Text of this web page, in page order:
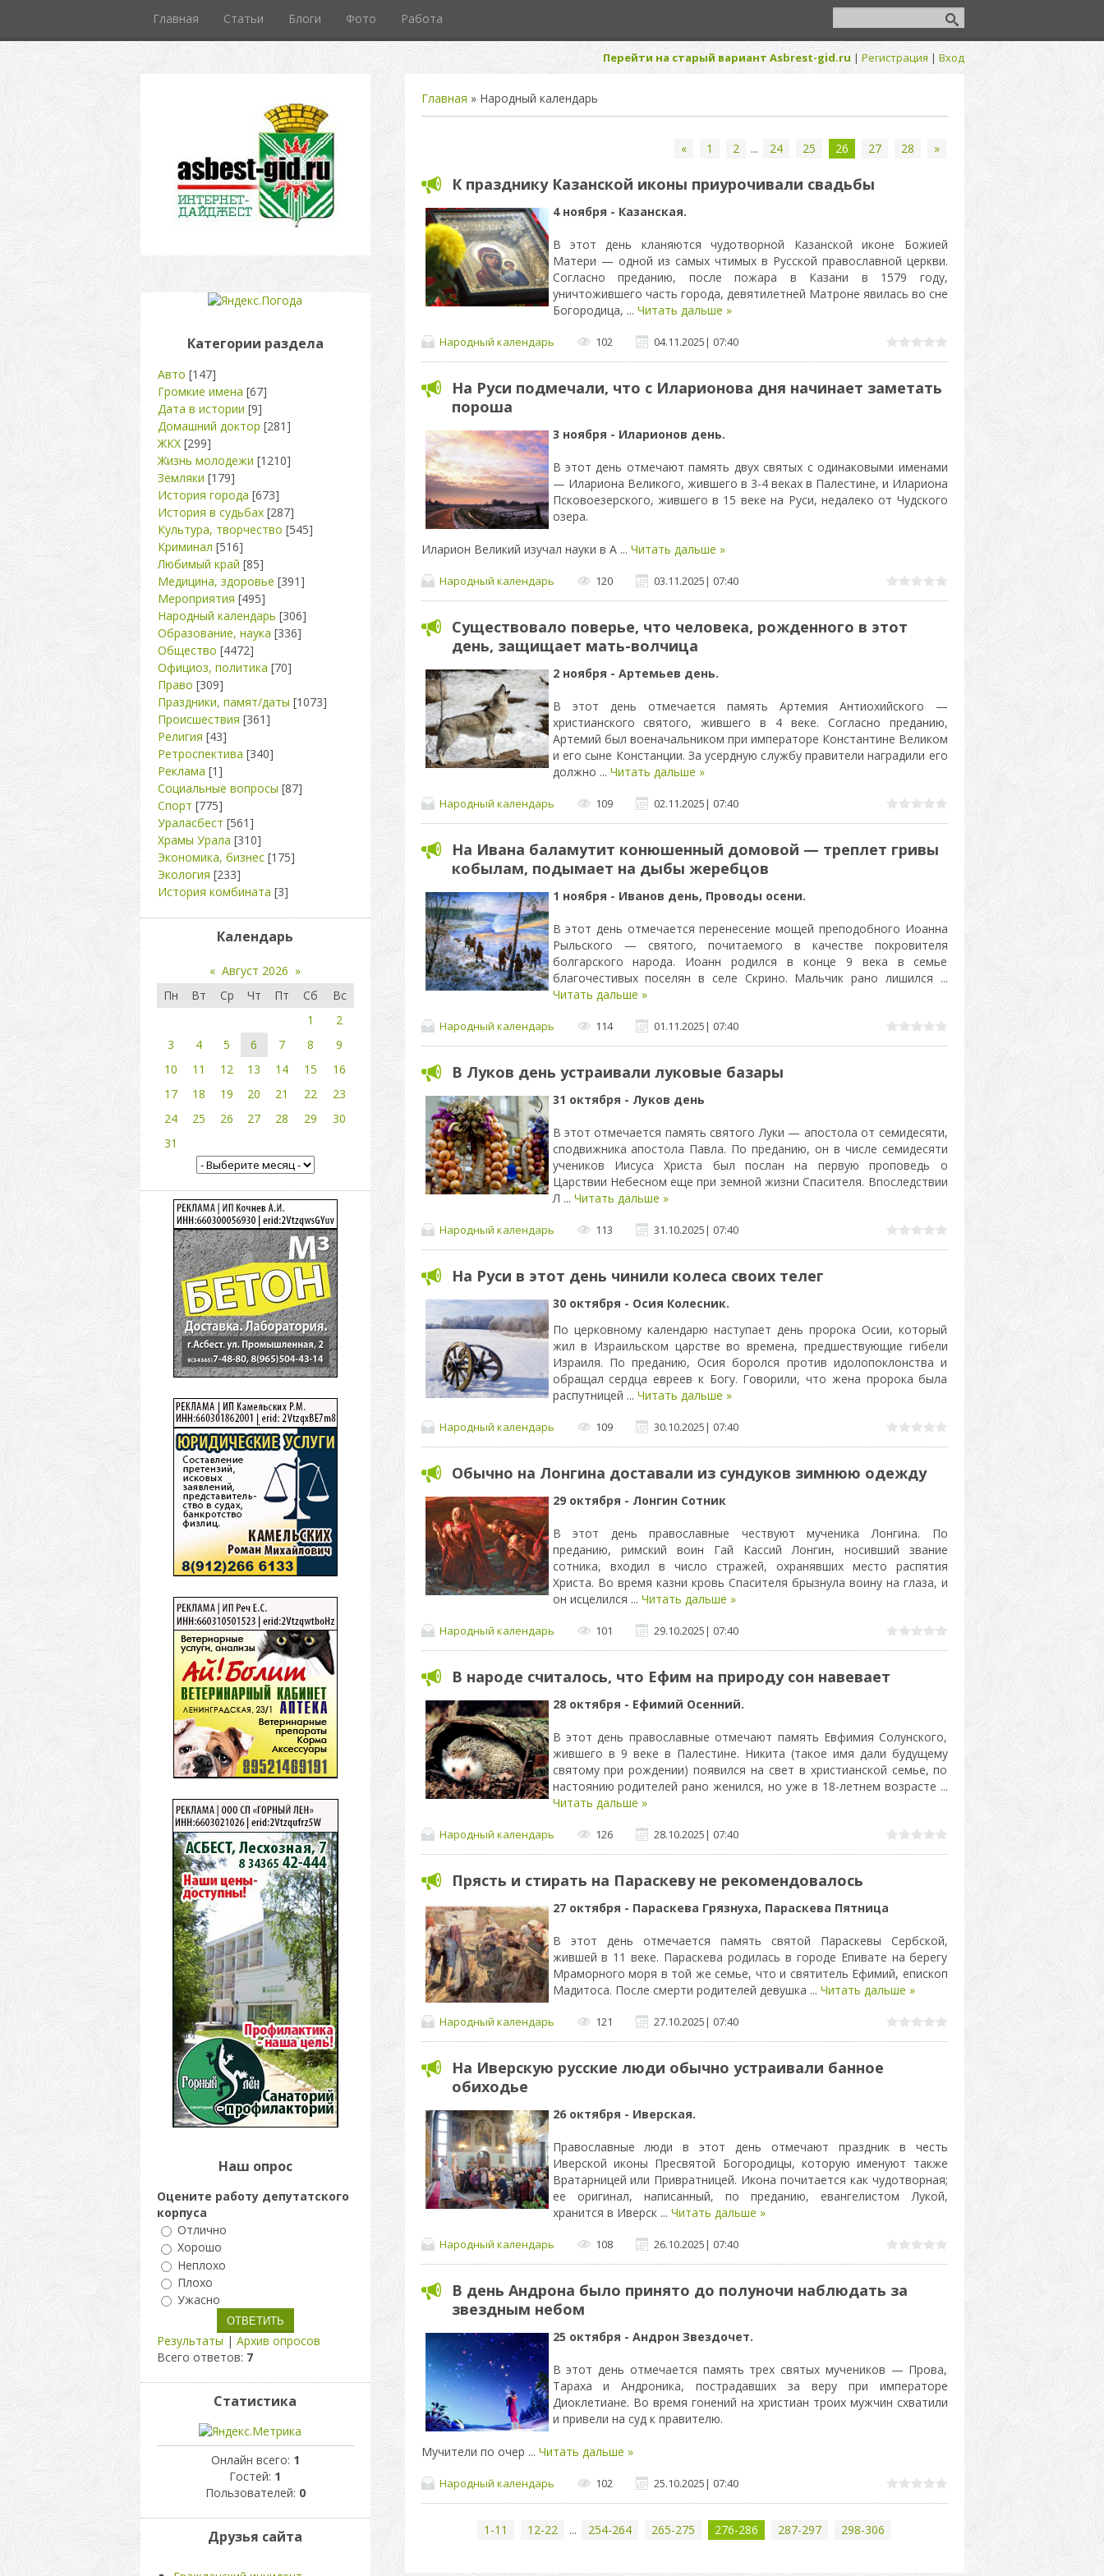
Главная Статьи Блоги Фото Работа
Перейти на старый вариант Asbrest-gid.ru | Регистрация | Вход
Главная » Народный календарь
« 1 2 ... 24 25 26 27 28 »
К празднику Казанской иконы приурочивали свадьбы
4 ноября - Казанская.
В этот день кланяются чудотворной Казанской иконе Божией
Матери — одной из самых чтимых в Русской православной церкви.
Согласно преданию, после пожара в Казани в 1579 году,
уничтожившего часть города, девятилетней Матроне явилась во сне
Богородица, ... Читать дальше »
Народный календарь 102 04.11.2025| 07:40
На Руси подмечали, что с Иларионова дня начинает заметать
пороша
3 ноября - Иларионов день.
В этот день отмечают память двух святых с одинаковыми именами
— Илариона Великого, жившего в 3-4 веках в Палестине, и Илариона
Псковоезерского, жившего в 15 веке на Руси, недалеко от Чудского
озера.
Иларион Великий изучал науки в А ... Читать дальше »
Народный календарь 120 03.11.2025| 07:40
Существовало поверье, что человека, рожденного в этот
день, защищает мать-волчица
2 ноября - Артемьев день.
В этот день отмечается память Артемия Антиохийского —
христианского святого, жившего в 4 веке. Согласно преданию,
Артемий был военачальником при императоре Константине Великом
и его сыне Констанции. За усердную службу правители наградили его
должно ... Читать дальше »
Народный календарь 109 02.11.2025| 07:40
На Ивана баламутит конюшенный домовой — треплет гривы
кобылам, подымает на дыбы жеребцов
1 ноября - Иванов день, Проводы осени.
В этот день отмечается перенесение мощей преподобного Иоанна
Рыльского — святого, почитаемого в качестве покровителя
болгарского народа. Иоанн родился в конце 9 века в семье
благочестивых поселян в селе Скрино. Мальчик рано лишился ...
Читать дальше »
Народный календарь 114 01.11.2025| 07:40
В Луков день устраивали луковые базары
31 октября - Луков день
В этот отмечается память святого Луки — апостола от семидесяти,
сподвижника апостола Павла. По преданию, он в числе семидесяти
учеников Иисуса Христа был послан на первую проповедь о
Царствии Небесном еще при земной жизни Спасителя. Впоследствии
Л ... Читать дальше »
Народный календарь 113 31.10.2025| 07:40
На Руси в этот день чинили колеса своих телег
30 октября - Осия Колесник.
По церковному календарю наступает день пророка Осии, который
жил в Израильском царстве во времена, предшествующие гибели
Израиля. По преданию, Осия боролся против идолопоклонства и
обращал сердца евреев к Богу. Говорили, что жена пророка была
распутницей ... Читать дальше »
Народный календарь 109 30.10.2025| 07:40
Обычно на Лонгина доставали из сундуков зимнюю одежду
29 октября - Лонгин Сотник
В этот день православные чествуют мученика Лонгина. По
преданию, римский воин Гай Кассий Лонгин, носивший звание
сотника, входил в число стражей, охранявших место распятия
Христа. Во время казни кровь Спасителя брызнула воину на глаза, и
он исцелился ... Читать дальше »
Народный календарь 101 29.10.2025| 07:40
В народе считалось, что Ефим на природу сон навевает
28 октября - Ефимий Осенний.
В этот день православные отмечают память Евфимия Солунского,
жившего в 9 веке в Палестине. Никита (такое имя дали будущему
святому при рождении) появился на свет в христианской семье, по
настоянию родителей рано женился, но уже в 18-летнем возрасте ...
Читать дальше »
Народный календарь 126 28.10.2025| 07:40
Прясть и стирать на Параскеву не рекомендовалось
27 октября - Параскева Грязнуха, Параскева Пятница
В этот день отмечается память святой Параскевы Сербской,
жившей в 11 веке. Параскева родилась в городе Епивате на берегу
Мраморного моря в той же семье, что и святитель Ефимий, епископ
Мадитоса. После смерти родителей девушка ... Читать дальше »
Народный календарь 121 27.10.2025| 07:40
На Иверскую русские люди обычно устраивали банное
обиходье
26 октября - Иверская.
Православные люди в этот день отмечают праздник в честь
Иверской иконы Пресвятой Богородицы, которую именуют также
Вратарницей или Привратницей. Икона почитается как чудотворная;
ее оригинал, написанный, по преданию, евангелистом Лукой,
хранится в Иверск ... Читать дальше »
Народный календарь 108 26.10.2025| 07:40
В день Андрона было принято до полуночи наблюдать за
звездным небом
25 октября - Андрон Звездочет.
В этот день отмечается память трех святых мучеников — Прова,
Тараха и Андроника, пострадавших за веру при императоре
Диоклетиане. Во время гонений на христиан троих мужчин схватили
и привели на суд к правителю.
Мучители по очер ... Читать дальше »
Народный календарь 102 25.10.2025| 07:40
1-11 12-22 ... 254-264 265-275 276-286 287-297 298-306
Категории раздела
Авто [147]
Громкие имена [67]
Дата в истории [9]
Домашний доктор [281]
ЖКХ [299]
Жизнь молодежи [1210]
Земляки [179]
История города [673]
История в судьбах [287]
Культура, творчество [545]
Криминал [516]
Любимый край [85]
Медицина, здоровье [391]
Мероприятия [495]
Народный календарь [306]
Образование, наука [336]
Общество [4472]
Официоз, политика [70]
Право [309]
Праздники, памят/даты [1073]
Происшествия [361]
Религия [43]
Ретроспектива [340]
Реклама [1]
Социальные вопросы [87]
Спорт [775]
Ураласбест [561]
Храмы Урала [310]
Экономика, бизнес [175]
Экология [233]
История комбината [3]
Календарь
« Август 2026 »
Пн
Вт Ср Чт Пт Сб
Вс
1
2
3
4 5 6 7 8
9
10
11 12 13 14 15
16
17
18 19 20 21 22
23
24
25 26 27 28 29
30
31
Наш опрос
Оцените работу депутатского
корпуса
Отлично
Хорошо
Неплохо
Плохо
Ужасно
Результаты | Архив опросов
Всего ответов: 7
Статистика
Онлайн всего: 1
Гостей: 1
Пользователей: 0
Друзья сайта